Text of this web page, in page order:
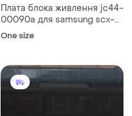
Плата блока живлення jc44-
00090a для samsung scx-
4521f нова
One size